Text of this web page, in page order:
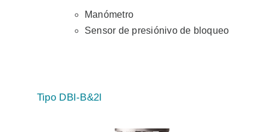
Manómetro
Sensor de presiónivo de bloqueo
Tipo DBI-B&2I